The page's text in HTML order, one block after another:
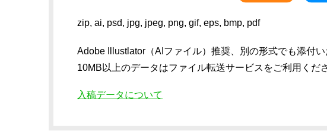
zip, ai, psd, jpg, jpeg, png, gif, eps, bmp, pdf
Adobe Illustlator（AIファイル）推奨、別の形式でも添付
10MB以上のデータはファイル転送サービスをご利用くだ
入稿データについて